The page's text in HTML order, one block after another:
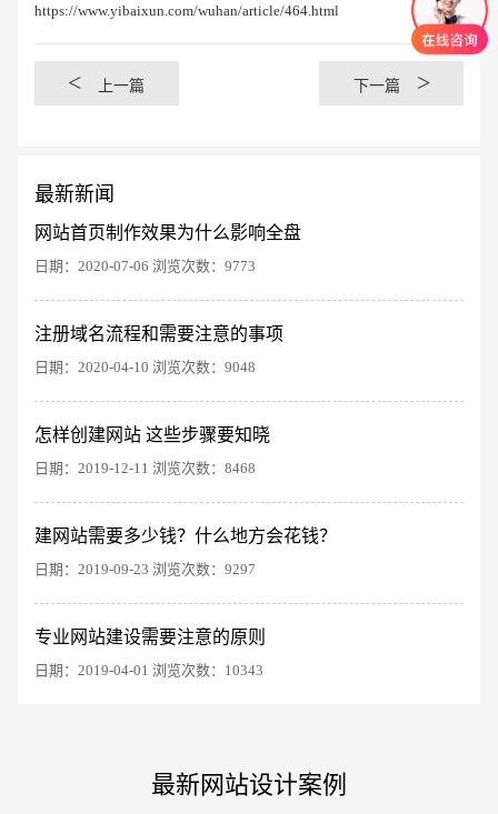
https://www.yibaixun.com/wuhan/article/464.html
< 上一篇 下一篇 >
最新新闻
网站首页制作效果为什么影响全盘
日期：2020-07-06 浏览次数：9773
注册域名流程和需要注意的事项
日期：2020-04-10 浏览次数：9048
怎样创建网站 这些步骤要知晓
日期：2019-12-11 浏览次数：8468
建网站需要多少钱？什么地方会花钱？
日期：2019-09-23 浏览次数：9297
专业网站建设需要注意的原则
日期：2019-04-01 浏览次数：10343
最新网站设计案例
创意品牌型网站 · 标准企业官网建设
电商及系统平台开发